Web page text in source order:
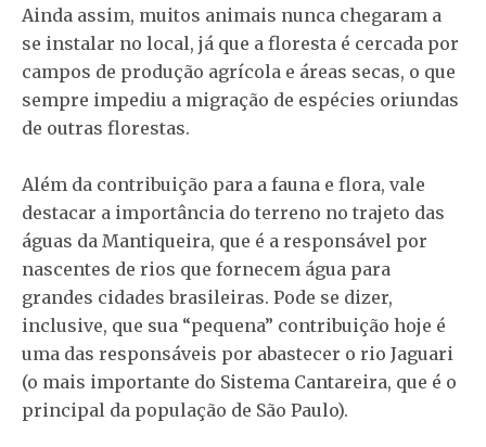
Ainda assim, muitos animais nunca chegaram a
se instalar no local, já que a floresta é cercada por
campos de produção agrícola e áreas secas, o que
sempre impediu a migração de espécies oriundas
de outras florestas.
Além da contribuição para a fauna e flora, vale
destacar a importância do terreno no trajeto das
águas da Mantiqueira, que é a responsável por
nascentes de rios que fornecem água para
grandes cidades brasileiras. Pode se dizer,
inclusive, que sua “pequena” contribuição hoje é
uma das responsáveis por abastecer o rio Jaguari
(o mais importante do Sistema Cantareira, que é o
principal da população de São Paulo).